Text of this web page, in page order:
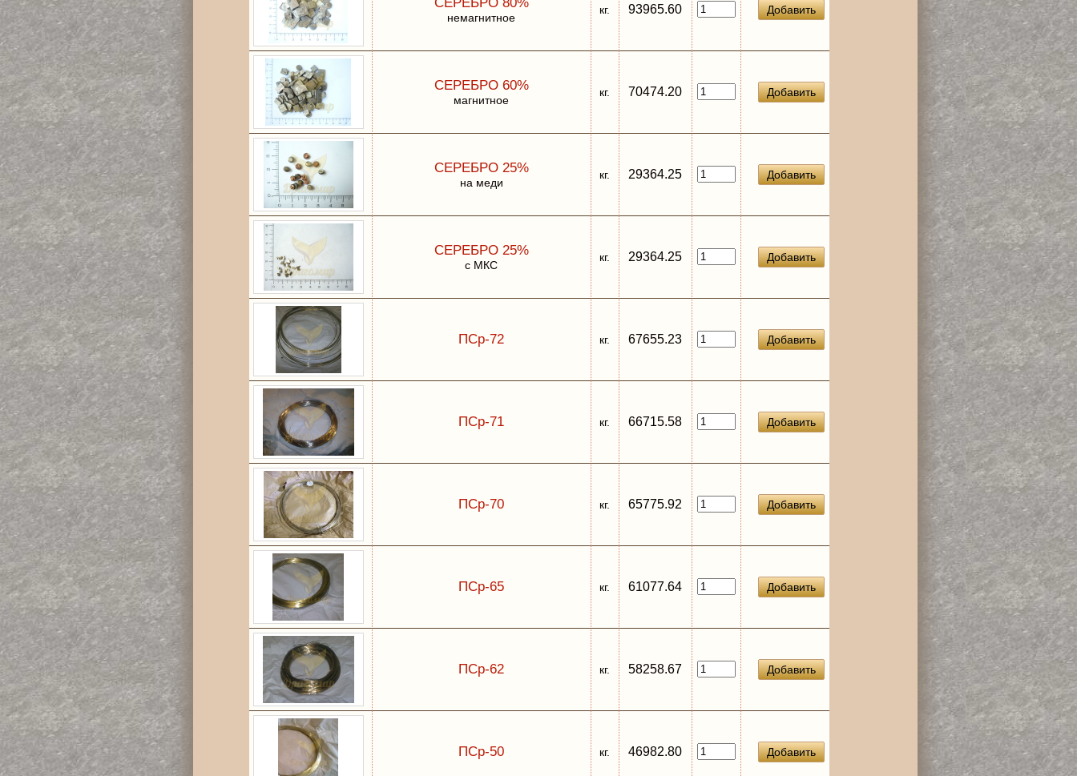
немагнитное
кг. 93965.60 Добавить
СЕРЕБРО 60%
магнитное
кг. 70474.20 Добавить
СЕРЕБРО 25%
на меди
кг. 29364.25 Добавить
СЕРЕБРО 25%
с МКС
кг. 29364.25 Добавить
ПСр-72 кг. 67655.23 Добавить
ПСр-71 кг. 66715.58 Добавить
ПСр-70 кг. 65775.92 Добавить
ПСр-65 кг. 61077.64 Добавить
ПСр-62 кг. 58258.67 Добавить
ПСр-50 кг. 46982.80 Добавить